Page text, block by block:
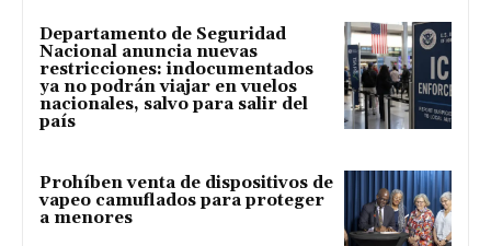
Departamento de Seguridad
Nacional anuncia nuevas
restricciones: indocumentados
ya no podrán viajar en vuelos
nacionales, salvo para salir del
país
Prohíben venta de dispositivos de
vapeo camuflados para proteger
a menores